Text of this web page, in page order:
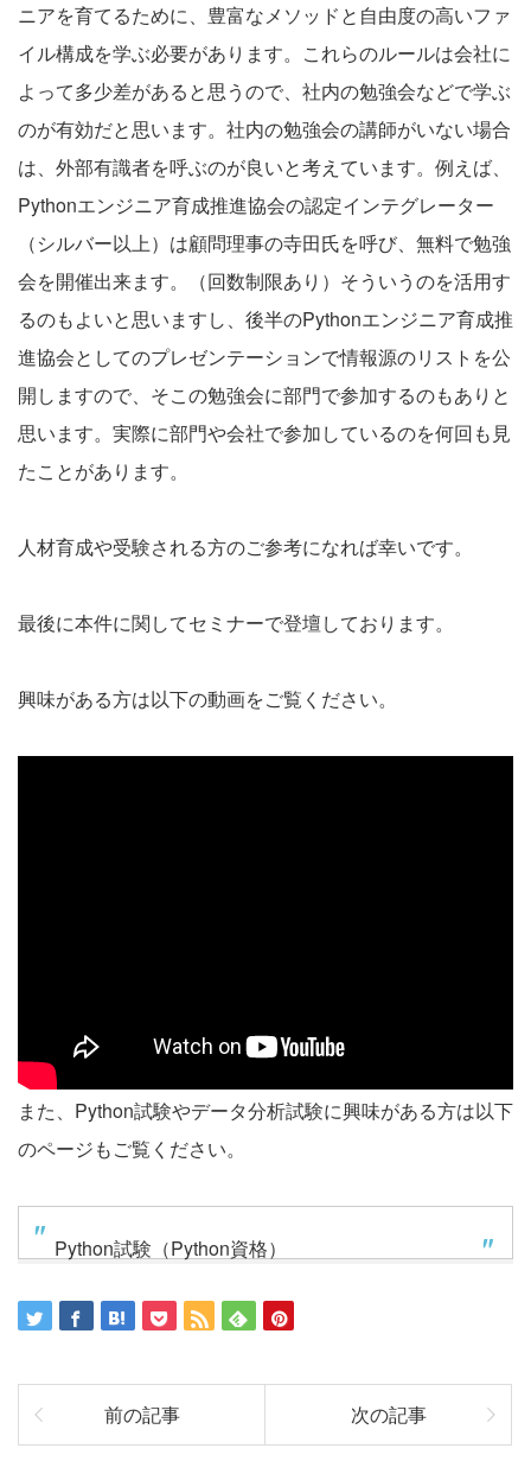
ニアを育てるために、豊富なメソッドと自由度の高いファ
イル構成を学ぶ必要があります。これらのルールは会社に
よって多少差があると思うので、社内の勉強会などで学ぶ
のが有効だと思います。社内の勉強会の講師がいない場合
は、外部有識者を呼ぶのが良いと考えています。例えば、
Pythonエンジニア育成推進協会の認定インテグレーター
（シルバー以上）は顧問理事の寺田氏を呼び、無料で勉強
会を開催出来ます。（回数制限あり）そういうのを活用す
るのもよいと思いますし、後半のPythonエンジニア育成推
進協会としてのプレゼンテーションで情報源のリストを公
開しますので、そこの勉強会に部門で参加するのもありと
思います。実際に部門や会社で参加しているのを何回も見
たことがあります。
人材育成や受験される方のご参考になれば幸いです。
最後に本件に関してセミナーで登壇しております。
興味がある方は以下の動画をご覧ください。
また、Python試験やデータ分析試験に興味がある方は以下
のページもご覧ください。
Python試験（Python資格）
前の記事 次の記事